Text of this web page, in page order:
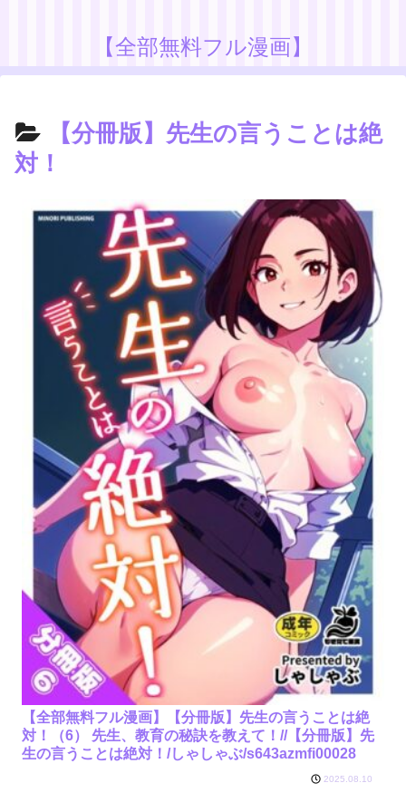
【全部無料フル漫画】
【分冊版】先生の言うことは絶
対！
【全部無料フル漫画】【分冊版】先生の言うことは絶
対！（6） 先生、教育の秘訣を教えて！//【分冊版】先
生の言うことは絶対！/しゃしゃぶ/s643azmfi00028
2025.08.10